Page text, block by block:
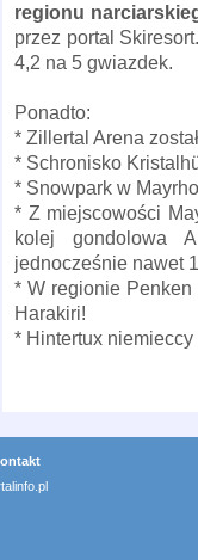
regionu
przez portal
4,2 na 5 gwiazdek.
Ponadto:
* Zillertal Arena
* Schronisko
* Snowpark w
* Z miejscowości
kolej gondolowa
jednocześnie nawet
* W regionie Penken
Harakiri!
* Hintertux